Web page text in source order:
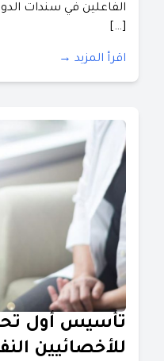
الفاعلين في سندات
[…]
اقرأ المزيد →
تأسيس أول
للأخصائيين